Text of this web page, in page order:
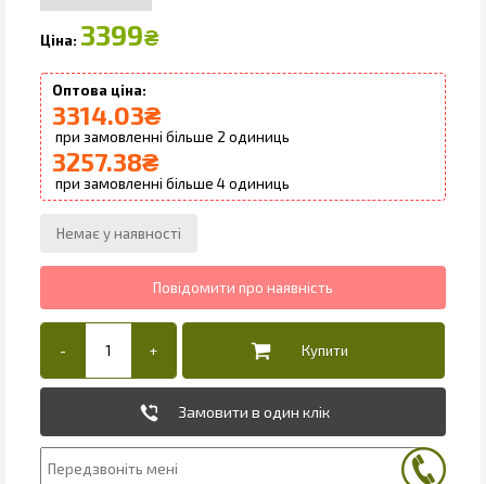
3399₴
3314.03₴
2
3257.38₴
4
Замовити в один клік